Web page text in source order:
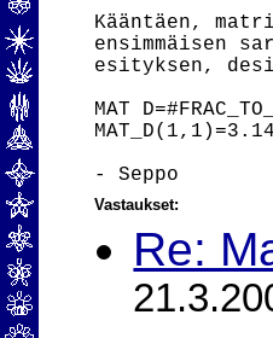
Kääntäen,
ensimmäisen
esityksen,
MAT
Vastaukset:
Re: